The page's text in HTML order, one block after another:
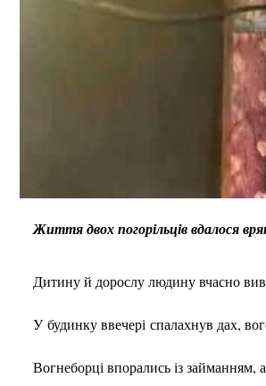
Життя двох погорільців вдалося
Дитину й дорослу людину вчасно
У будинку ввечері спалахнув дах,
Вогнеборці впорались із займанням,